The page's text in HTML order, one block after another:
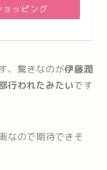
ョッピング
、驚きなのが伊藤潤
行われたみたいです
なので期待できそ